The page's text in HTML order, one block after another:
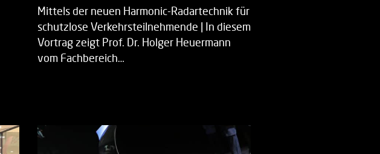
Mittels der neuen Harmonic-Radartechnik für
schutzlose Verkehrsteilnehmende | In diesem
Vortrag zeigt Prof. Dr. Holger Heuermann
vom Fachbereich…